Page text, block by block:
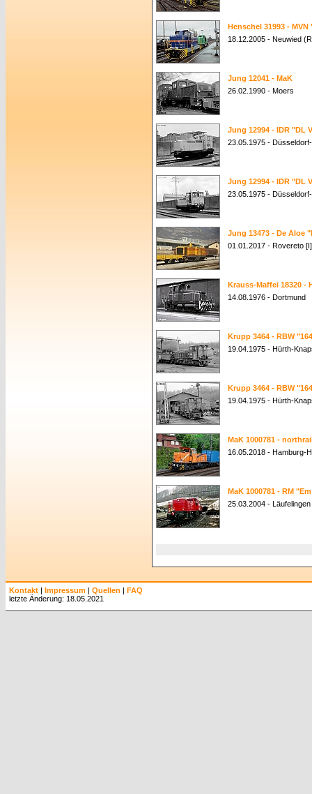
Henschel 31993 - MVN
18.12.2005 - Neuwied
Jung 12041 - MaK
26.02.1990 - Moers
Jung 12994 - IDR "DL
23.05.1975 -
Jung 12994 - IDR "DL
23.05.1975 -
Jung 13473 - De Aloe
01.01.2017 - Rovereto [I]
Krauss-Maffei 18320 -
14.08.1976 - Dortmund
Krupp 3464 - RBW
19.04.1975 - Hürth-
Krupp 3464 - RBW
19.04.1975 - Hürth-
MaK 1000781 -
16.05.2018 - Hamburg-
MaK 1000781 - RM
25.03.2004 -
Kontakt | Impressum | Quellen | FAQ
letzte Änderung: 18.05.2021